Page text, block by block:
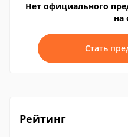
Нет официального
на
Стать
Рейтинг